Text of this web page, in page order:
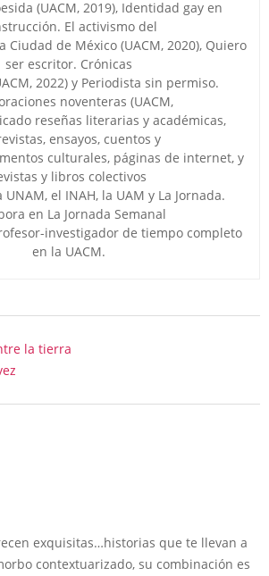
(UACM, 2019), Identidad gay en
El activismo del
Ciudad de México (UACM, 2020), Quiero
ser escritor. Crónicas
2022) y Periodista sin permiso.
noventeras (UACM,
reseñas literarias y académicas,
ensayos, cuentos y
culturales, páginas de internet, y
y libros colectivos
el INAH, la UAM y La Jornada.
en La Jornada Semanal
investigador de tiempo completo
en la UACM.
la tierra
exquisitas…historias que te llevan a
contextuarizado, su combinación es